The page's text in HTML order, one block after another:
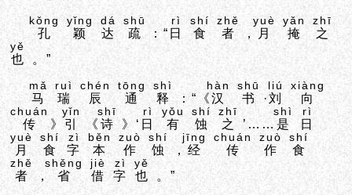
孔
kǒng
颖
yǐng
达
dá
疏
shū
：“ 日
rì
食
shí
者
zhě
， 月
yuè
掩
yǎn
之
zhī
也
yě
。”
马
mǎ
瑞
ruì
辰
chén
通
tōng
释
shì
：“《汉
hàn
书
shū
·刘
liú
向
xiàng
传
chuán
》 引
yǐn
《 诗
shī
》‘ 日
rì
有
yǒu
蚀
shí
之
zhī
’…… 是
shì
日
rì
月
yuè
食
shí
字
zì
本
běn
作
zuò
蚀
shí
，经
jīng
传
chuán
作
zuò
食
shí
者
zhě
， 省
shěng
借
jiè
字
zì
也
yě
。”